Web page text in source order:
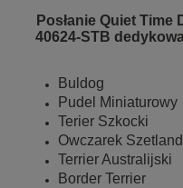
Posłanie Quiet Time
40624-STB
Buldog
Pudel Miniaturowy
Terier Szkocki
Owczarek
Terrier Australijski
Border Terrier